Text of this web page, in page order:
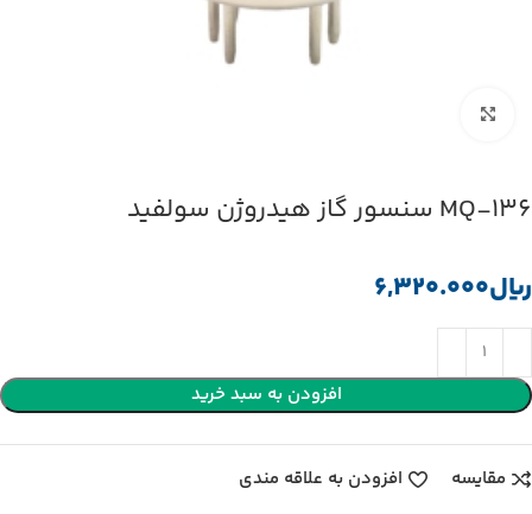
MQ-136 سنسور گاز هیدروژن سولفید
﷼
افزودن به سبد خرید
مقایسه
افزودن به علاقه مندی